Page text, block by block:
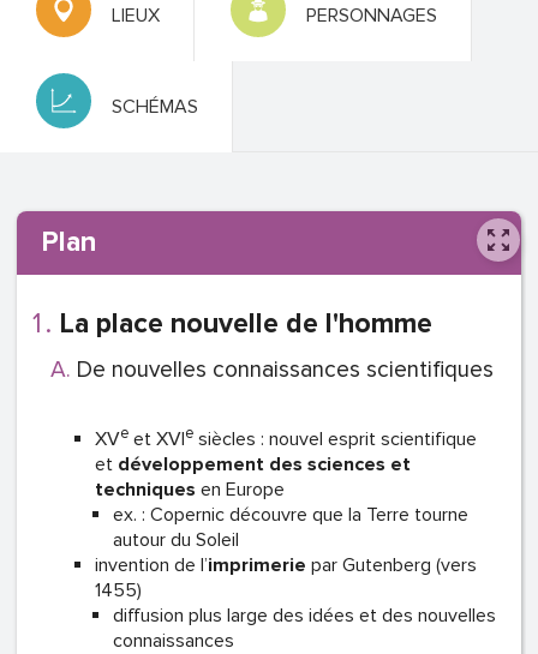
LIEUX PERSONNAGES
SCHÉMAS
Plan
La place nouvelle de l'homme
De nouvelles connaissances scientifiques
XVe et XVIe siècles : nouvel esprit scientifique
et développement des sciences et
techniques en Europe
ex. : Copernic découvre que la Terre tourne
autour du Soleil
invention de l’imprimerie par Gutenberg (vers
1455)
diffusion plus large des idées et des nouvelles
connaissances